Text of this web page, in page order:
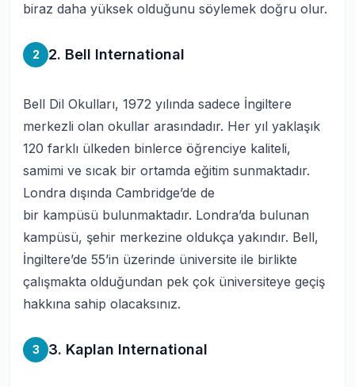
biraz daha yüksek olduğunu söylemek doğru olur.
2 2. Bell International
Bell Dil Okulları, 1972 yılında sadece İngiltere
merkezli olan okullar arasındadır. Her yıl yaklaşık
120 farklı ülkeden binlerce öğrenciye kaliteli,
samimi ve sıcak bir ortamda eğitim sunmaktadır.
Londra dışında Cambridge’de de
bir kampüsü bulunmaktadır. Londra’da bulunan
kampüsü, şehir merkezine oldukça yakındır. Bell,
İngiltere’de 55’in üzerinde üniversite ile birlikte
çalışmakta olduğundan pek çok üniversiteye geçiş
hakkına sahip olacaksınız.
3 3. Kaplan International